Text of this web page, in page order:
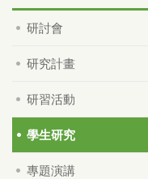
研討會
研究計畫
研習活動
學生研究
專題演講